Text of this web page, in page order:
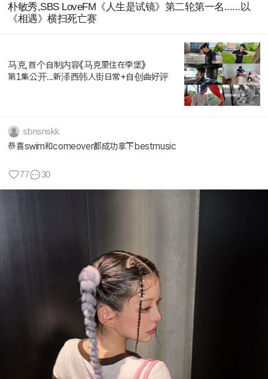
朴敏秀,SBS LoveFM《人生是试镜》第二轮第一名......以
《相遇》横扫死亡赛
马克,首个自制内容《马克里住在李堡》
第1集公开...新泽西韩人街日常+自创曲好评
sbnsnskk
恭喜swim和comeover都成功拿下bestmusic
77 30